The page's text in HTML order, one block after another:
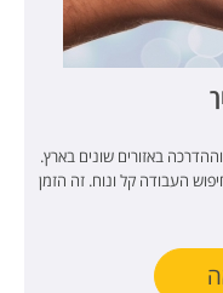
באזורים שונים בארץ.
העבודה קל ונוח. זה הזמן